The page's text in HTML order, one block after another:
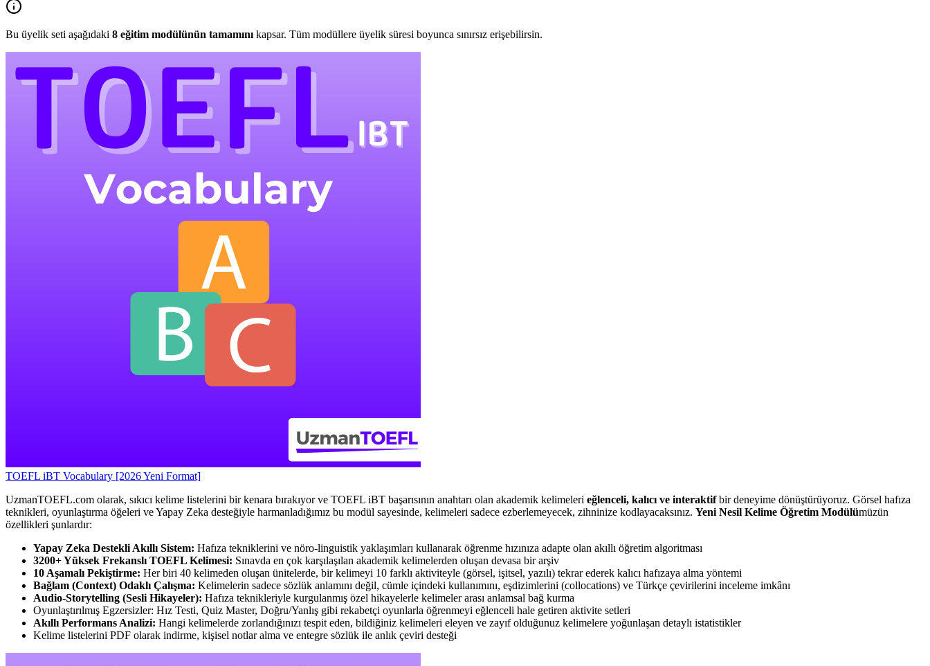
Bu üyelik seti aşağıdaki 8 eğitim modülünün tamamını kapsar. Tüm modüllere üyelik süresi boyunca sınırsız erişebilirsin.
TOEFL iBT Vocabulary [2026 Yeni Format]
UzmanTOEFL.com olarak, sıkıcı kelime listelerini bir kenara bırakıyor ve TOEFL iBT başarısının anahtarı olan akademik kelimeleri eğlenceli, kalıcı ve interaktifbir deneyime dönüştürüyoruz. Görsel hafıza
teknikleri, oyunlaştırma öğeleri ve Yapay Zeka desteğiyle harmanladığımız bu modül sayesinde, kelimeleri sadece ezberlemeyecek, zihninize kodlayacaksınız. Yeni Nesil Kelime Öğretim Modülümüzün
özellikleri şunlardır:
Yapay Zeka Destekli Akıllı Sistem: Hafıza tekniklerini ve nöro-linguistik yaklaşımları kullanarak öğrenme hızınıza adapte olan akıllı öğretim algoritması
3200+ Yüksek Frekanslı TOEFL Kelimesi: Sınavda en çok karşılaşılan akademik kelimelerden oluşan devasa bir arşiv
10 Aşamalı Pekiştirme: Her biri 40 kelimeden oluşan ünitelerde, bir kelimeyi 10 farklı aktiviteyle (görsel, işitsel, yazılı) tekrar ederek kalıcı hafızaya alma yöntemi
Bağlam (Context) Odaklı Çalışma: Kelimelerin sadece sözlük anlamını değil, cümle içindeki kullanımını, eşdizimlerini (collocations) ve Türkçe çevirilerini inceleme imkânı
Audio-Storytelling (Sesli Hikayeler): Hafıza teknikleriyle kurgulanmış özel hikayelerle kelimeler arası anlamsal bağ kurma
Oyunlaştırılmış Egzersizler: Hız Testi, Quiz Master, Doğru/Yanlış gibi rekabetçi oyunlarla öğrenmeyi eğlenceli hale getiren aktivite setleri
Akıllı Performans Analizi: Hangi kelimelerde zorlandığınızı tespit eden, bildiğiniz kelimeleri eleyen ve zayıf olduğunuz kelimelere yoğunlaşan detaylı istatistikler
Kelime listelerini PDF olarak indirme, kişisel notlar alma ve entegre sözlük ile anlık çeviri desteği